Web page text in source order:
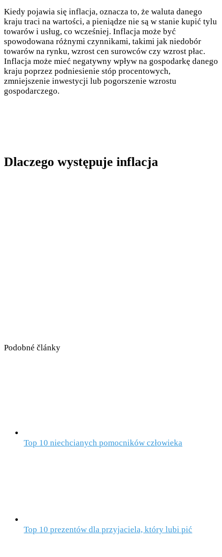
Kiedy pojawia się inflacja, oznacza to, że waluta danego
kraju traci na wartości, a pieniądze nie są w stanie kupić tylu
towarów i usług, co wcześniej. Inflacja może być
spowodowana różnymi czynnikami, takimi jak niedobór
towarów na rynku, wzrost cen surowców czy wzrost płac.
Inflacja może mieć negatywny wpływ na gospodarkę danego
kraju poprzez podniesienie stóp procentowych,
zmniejszenie inwestycji lub pogorszenie wzrostu
gospodarczego.
Dlaczego występuje inflacja
Podobné články
Top 10 niechcianych pomocników człowieka
Top 10 prezentów dla przyjaciela, który lubi pić